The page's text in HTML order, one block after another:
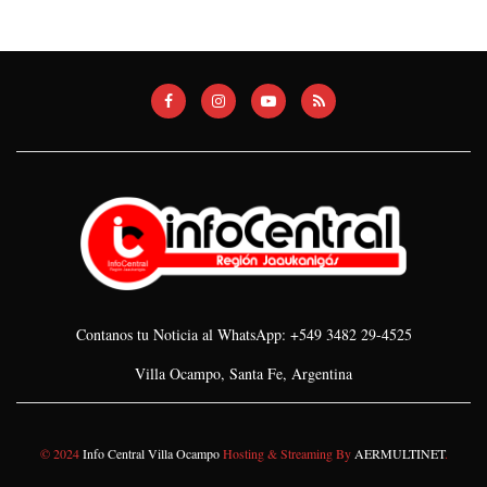
Contanos tu Noticia al WhatsApp: +549 3482 29-4525
Villa Ocampo, Santa Fe, Argentina
© 2024Info Central Villa OcampoHosting & Streaming ByAERMULTINET.